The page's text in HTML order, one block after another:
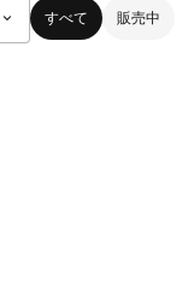
すべて 販売中